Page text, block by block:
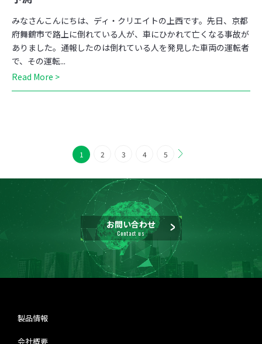
みなさんこんにちは、ディ・クリエイトの上西です。先日、京都
府舞鶴市で路上に倒れている人が、車にひかれて亡くなる事故が
ありました。通報したのは倒れている人を発見した車両の運転者
で、その運転...
Read More >
1 2 3 4 5
お問い合わせ
Contact us
製品情報
会社概要